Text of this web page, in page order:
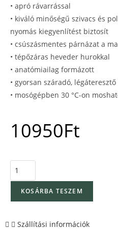
• apró rávarrással
• kiváló minőségű szivacs és
nyomás kiegyenlítést biztosít
• csúszásmentes párnázat a
• tépőzáras heveder hurokkal
• anatómiailag formázott
• gyorsan száradó,
• mosógépben 30 °C-on
10950Ft
KOSÁRBA TESZEM
Szállítási információk